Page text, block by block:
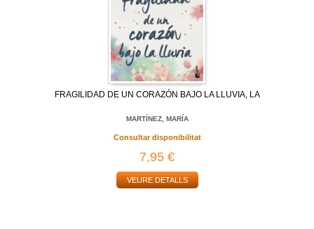
FRAGILIDAD DE UN CORAZÓN BAJO LA LLUVIA, LA
MARTÍNEZ, MARÍA
Consultar disponibilitat
7,95 €
VEURE DETALLS